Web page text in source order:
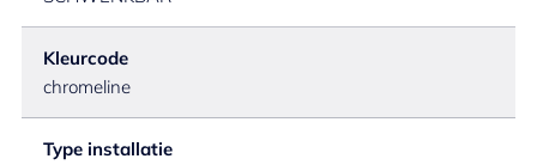
Kleurcode
chromeline
Type installatie